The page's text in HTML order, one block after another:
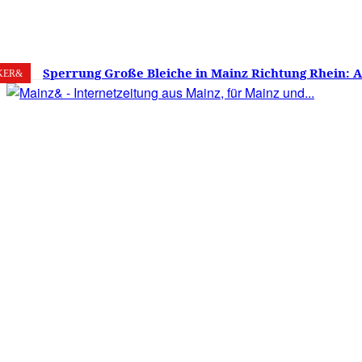
7. August 2026 17.9 Mainz
Sperrung Große Bleiche in Mainz Richtung Rhein:
verwirrt, Mainzer stinksauer – Haben die Mainzer